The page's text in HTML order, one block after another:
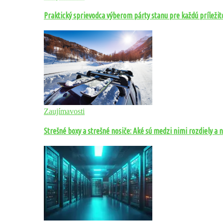
Praktický sprievodca výberom párty stanu pre každú
Zaujímavosti
Strešné boxy a strešné nosiče: Aké sú medzi nimi rozdiely a